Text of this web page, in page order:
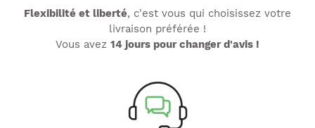
Flexibilité et liberté, c'est vous qui choisissez votre
livraison préférée !
Vous avez 14 jours pour changer d'avis !